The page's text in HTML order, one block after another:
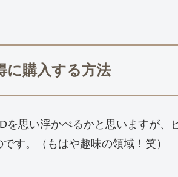
に購入する方法
思い浮かべるかと思いますが、
す。（もはや趣味の領域！笑）